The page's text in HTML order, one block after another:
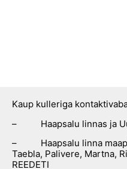
Kaup kulleriga
– Haapsalu linnas ja
– Haapsalu linna
Taebla, Palivere, Martna,
REEDETI